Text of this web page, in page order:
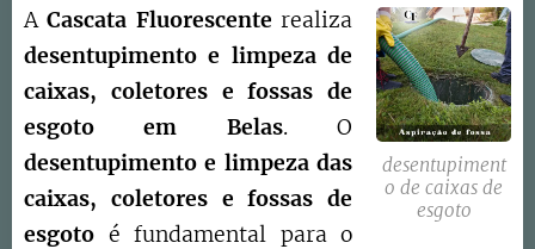
desentupiment
o de caixas de
esgoto
ACascata Fluorescenterealiza
desentupimento e limpeza de
caixas, coletores e fossas de
esgoto
em Belas. O
desentupimento e limpeza das
caixas, coletores e fossas de
esgoto é fundamental para o